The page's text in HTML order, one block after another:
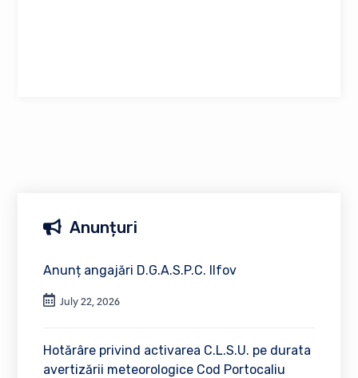
Anunțuri
Anunț angajări D.G.A.S.P.C. Ilfov
July 22, 2026
Hotărâre privind activarea C.L.S.U. pe durata
avertizării meteorologice Cod Portocaliu